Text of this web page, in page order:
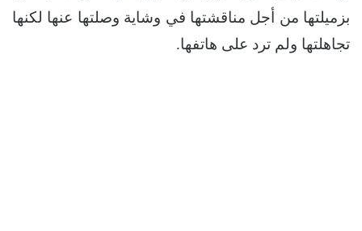
بزميلتها من أجل مناقشتها في وشاية وصلتها عنها لكنها
تجاهلتها ولم ترد على هاتفها.